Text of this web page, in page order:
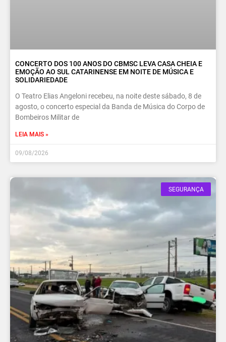
CONCERTO DOS 100 ANOS DO CBMSC LEVA CASA CHEIA E
EMOÇÃO AO SUL CATARINENSE EM NOITE DE MÚSICA E
SOLIDARIEDADE
O Teatro Elias Angeloni recebeu, na noite deste sábado, 8 de
agosto, o concerto especial da Banda de Música do Corpo de
Bombeiros Militar de
LEIA MAIS »
09/08/2026
SEGURANÇA